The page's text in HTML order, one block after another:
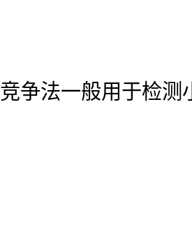
竞争法一般用于检测